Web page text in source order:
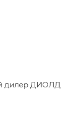
дилер ДИОЛД